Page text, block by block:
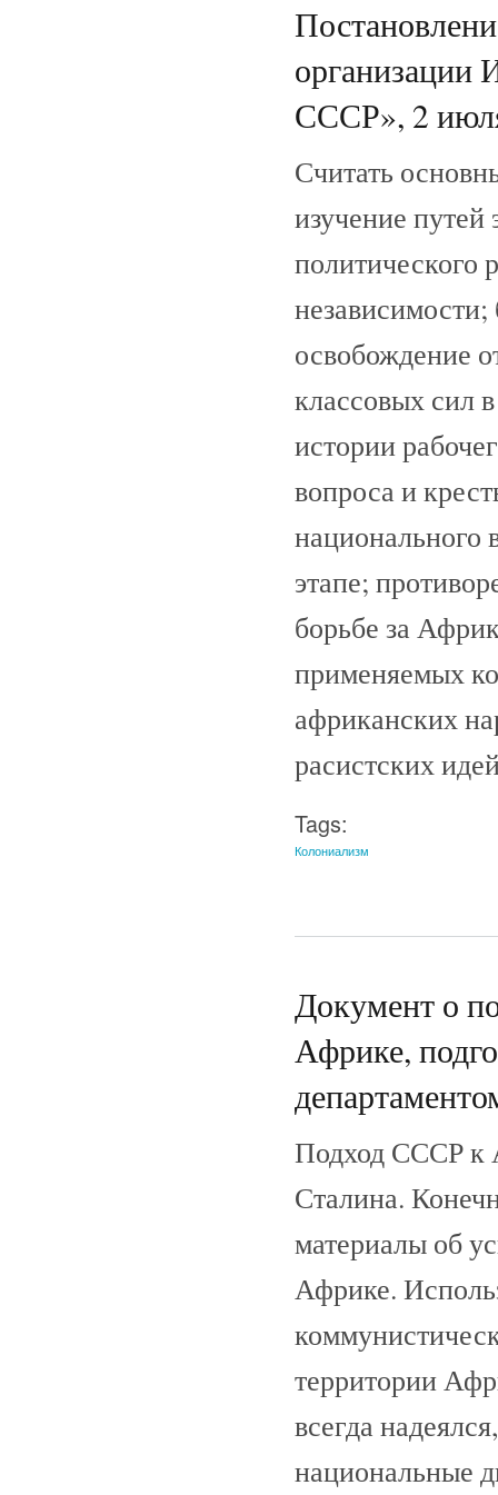
организации
СССР», 2
Считать
изучение путей
политического
освобождение
классовых сил
истории
вопроса и
национального
этапе;
борьбе за
применяемых
африканских
расистских
Tags:
Колониализм
Документ о
Африке,
Подход СССР к
Сталина.
материалы об
Африке.
территории
всегда
национальные